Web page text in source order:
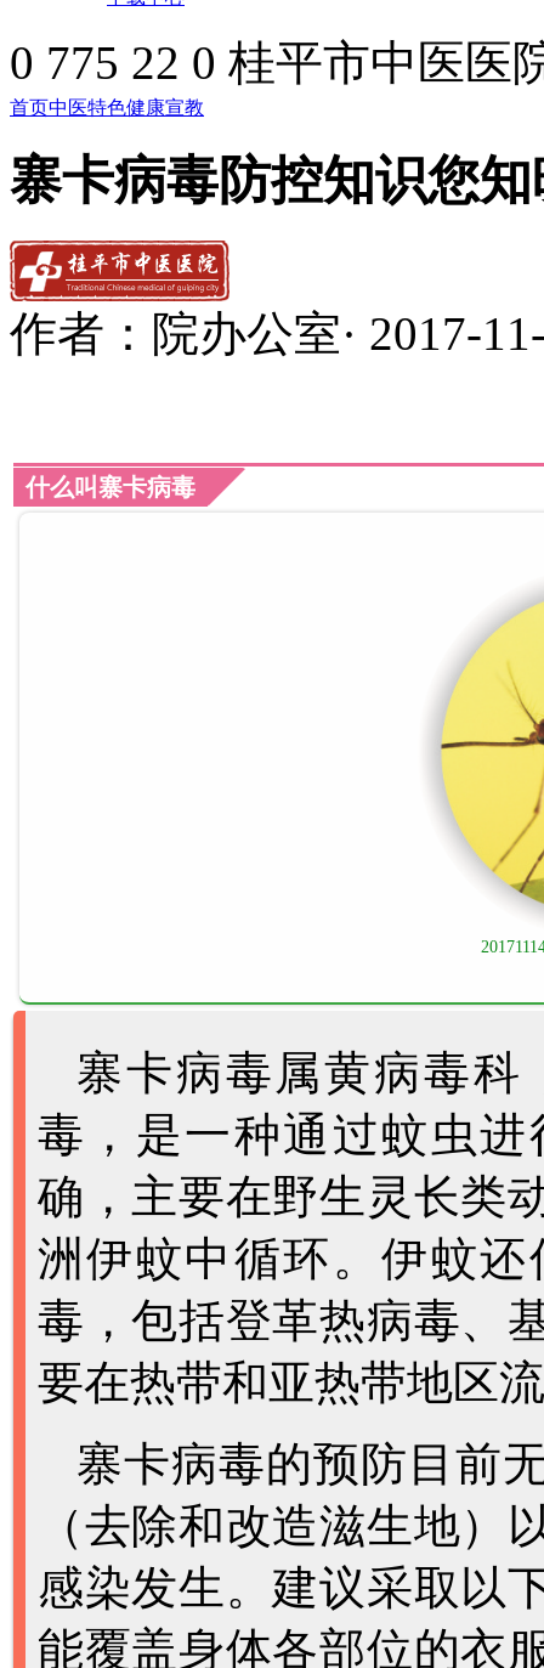
0 775 22 0 桂平市中医医
首页中医特色健康宣教
寨卡病毒防控知识您
作者： 院办公室· 2017-
什么叫寨卡病毒
寨卡病毒属黄病毒科
毒 ， 是一种通过蚊虫
确，主要在野生灵长类
洲伊蚊中循环。伊蚊
毒，包括登革热病毒、
要在热带和亚热带地区
寨卡病毒的预防目前
（去除和改造滋生地）
感染发生。建议采取以
能覆盖身体各部位的衣